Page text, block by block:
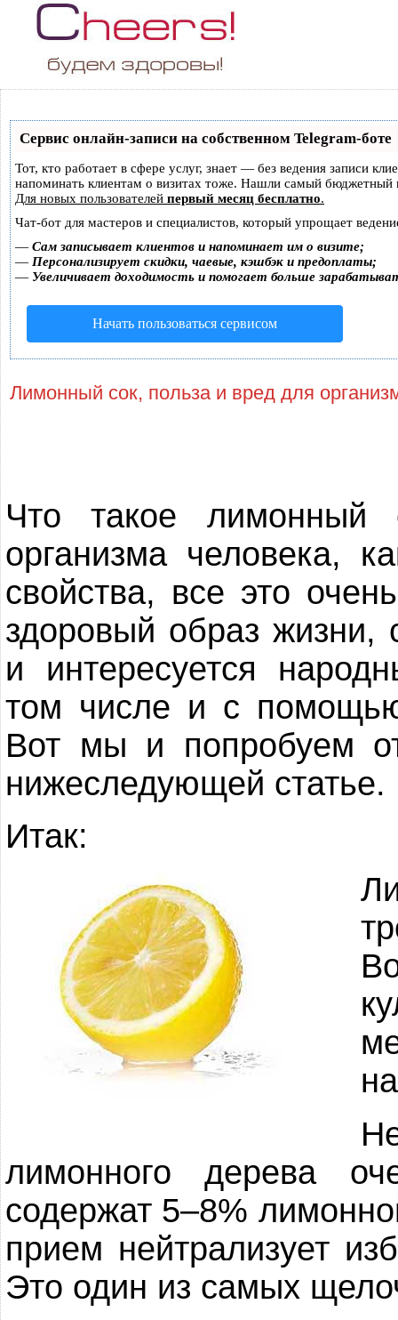
Сервис онлайн-записи на собственном Telegram-боте
Тот, кто работает в сфере услуг, знает — без ведения записи
напоминать клиентам о визитах тоже. Нашли самый
Для новых пользователей первый месяц бесплатно.
Чат-бот для мастеров и специалистов, который упрощает
— Сам записывает клиентов и напоминает им о визите;
— Персонализирует скидки, чаевые, кэшбэк и предоплаты;
— Увеличивает доходимость и помогает больше
Начать пользоваться сервисом
Лимонный сок, польза и вред для
Что такое
организма человека,
свойства, все это
здоровый образ жизни,
и интересуется
том числе и с
Вот мы и попробуем
нижеследующей статье.
Итак:
лимонного дерева
содержат 5–8%
прием нейтрализует
Это один из самых